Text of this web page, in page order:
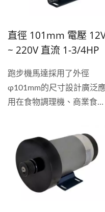
直徑 101mm 電壓
~ 220V 直流 1-3/4HP
跑步機馬達採用了外徑
φ101mm的尺寸設計廣泛應
用在食物調理機、商業食品
圍為12V～220V，祥能
HN1010系列可調整馬力從
1－1.5HP更符合商業用
途，產品特性為快速啟動、